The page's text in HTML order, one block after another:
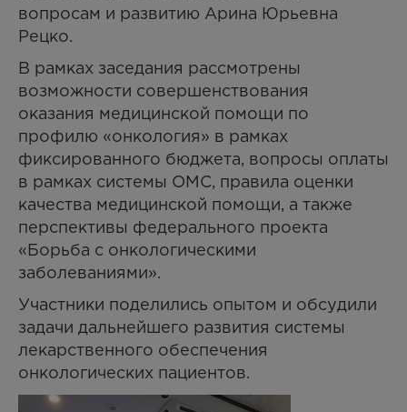
вопросам и развитию Арина Юрьевна
Рецко.
В рамках заседания рассмотрены
возможности совершенствования
оказания медицинской помощи по
профилю «онкология» в рамках
фиксированного бюджета, вопросы оплаты
в рамках системы ОМС, правила оценки
качества медицинской помощи, а также
перспективы федерального проекта
«Борьба с онкологическими
заболеваниями».
Участники поделились опытом и обсудили
задачи дальнейшего развития системы
лекарственного обеспечения
онкологических пациентов.